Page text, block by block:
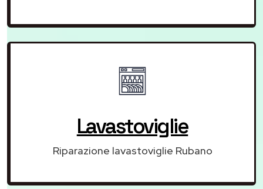
Lavastoviglie
Riparazione lavastoviglie Rubano